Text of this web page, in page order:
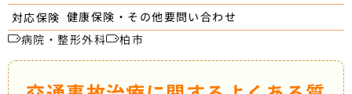
対応保険 健康保険・その他要問い合わせ
病院・整形外科
柏市